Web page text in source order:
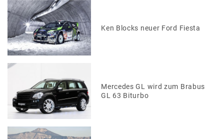
Ken Blocks neuer Ford Fiesta
Mercedes GL wird zum Brabus
GL 63 Biturbo